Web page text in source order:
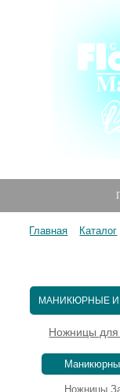
Главная Каталог
МАНИКЮРНЫЕ
Ножницы
Ножницы